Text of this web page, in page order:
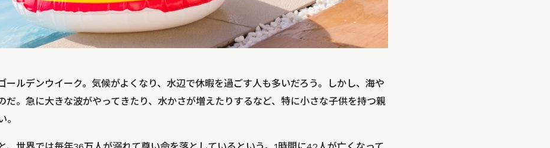
ールデンウイーク。気候がよくなり、水辺で休暇を過ごす人も多いだろう。しかし、海や
だ。急に大きな波がやってきたり、水かさが増えたりするなど、特に小さな子供を持つ親
。